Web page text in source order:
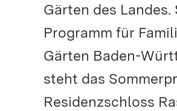
Gärten des
Programm für
Gärten Baden-
steht das
Residenzschloss